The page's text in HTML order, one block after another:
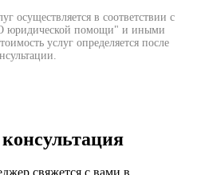
осуществляется в соответствии с
юридической помощи" и иными
услуг определяется после